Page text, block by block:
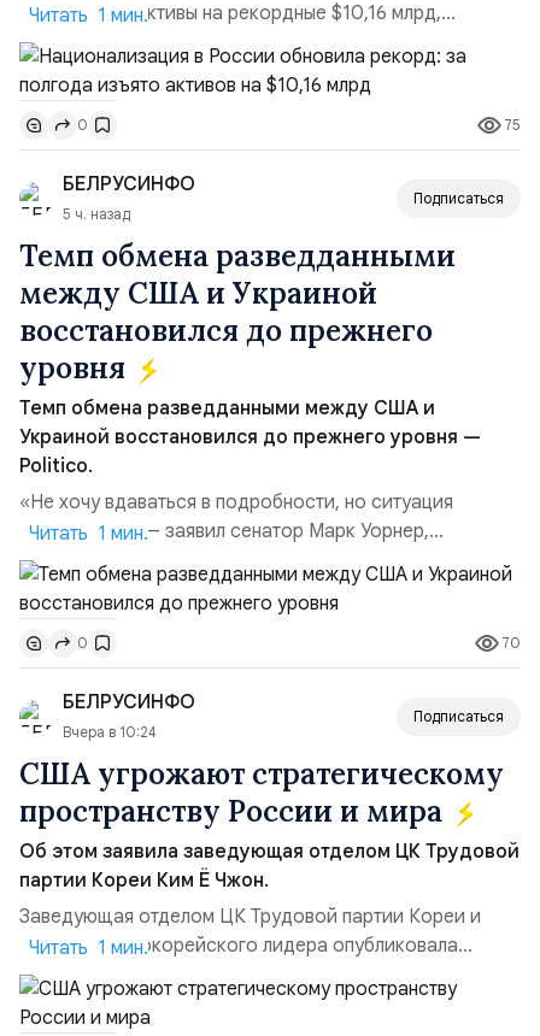
государству активы на рекордные $10,16 млрд,
подсчитали аналитики AK&M. Это в 2,5 раза больше,
чем за аналогичный период 2025 года ($3,95 млрд).
Всего зафиксировано 15 национализационных
транзакций, которые обеспечили 42,2% денежного
объёма всего российского рынка слияний и
поглощений. Крупнейшей ...
Читать 1 мин.
0 75
БЕЛРУСИНФО
5 ч. назад
Подписаться
Темп обмена разведданными
между США и Украиной
восстановился до прежнего
уровня
Темп обмена разведданными между США и
Украиной восстановился до прежнего уровня —
Politico.
«Не хочу вдаваться в подробности, но ситуация
улучшилась», — заявил сенатор Марк Уорнер,
высокопоставленный член комитета по разведке,
добавив, что использование Украиной беспилотников и
ракет большой дальности позволило ей наносить
удары вглубь российской территории и укрепило её
позиции.Сотрудничество со стороны США стало
ключом к позитивному пов...
Читать 1 мин.
0 70
БЕЛРУСИНФО
Вчера в 10:24
Подписаться
США угрожают стратегическому
пространству России и мира
Об этом заявила заведующая отделом ЦК Трудовой
партии Кореи Ким Ё Чжон.
Заведующая отделом ЦК Трудовой партии Кореи и
сестра северокорейского лидера опубликовала
заявление для прессы в ответ на проведение Токио
совместных с флотом США запусков крылатых ракет
Читать 1 мин.